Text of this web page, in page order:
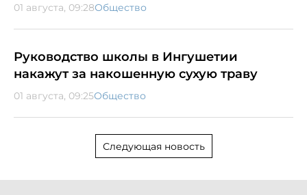
01 августа, 09:28Общество
Руководство школы в Ингушетии
накажут за накошенную сухую траву
01 августа, 09:25Общество
Следующая новость